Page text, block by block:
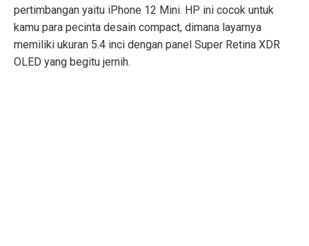
pertimbangan yaitu iPhone 12 Mini. HP ini cocok untuk
kamu para pecinta desain compact, dimana layarnya
memiliki ukuran 5.4 inci dengan panel Super Retina XDR
OLED yang begitu jernih.